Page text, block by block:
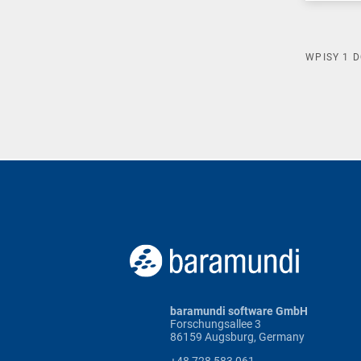
WPISY 1
baramundi software GmbH
Forschungsallee 3
86159 Augsburg, Germany